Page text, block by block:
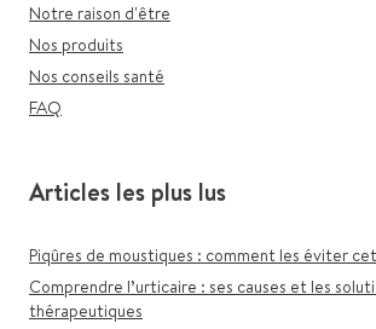
Notre raison d'être
Nos produits
Nos conseils santé
FAQ
Articles les plus lus
Piqûres de moustiques : comment les éviter
Comprendre l’urticaire : ses causes et les
thérapeutiques